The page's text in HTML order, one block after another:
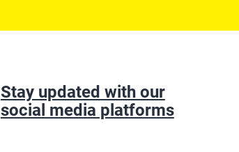
Stay updated with our
social media platforms